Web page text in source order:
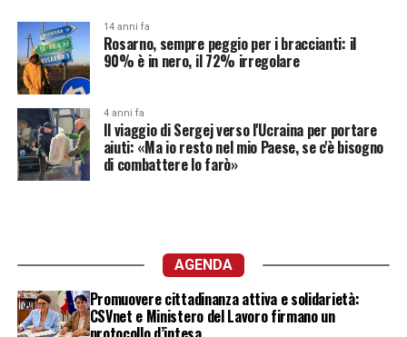
14 anni fa
Rosarno, sempre peggio per i braccianti: il
90% è in nero, il 72% irregolare
4 anni fa
Il viaggio di Sergej verso l'Ucraina per portare
aiuti: «Ma io resto nel mio Paese, se c'è bisogno
di combattere lo farò»
AGENDA
Promuovere cittadinanza attiva e solidarietà:
CSVnet e Ministero del Lavoro firmano un